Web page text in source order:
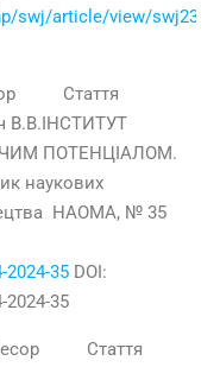
swj/article/view/swj23-
Стаття
ПОТЕНЦІАЛОМ.
наукових
НАОМА, № 35
35 DOI:
35
Стаття